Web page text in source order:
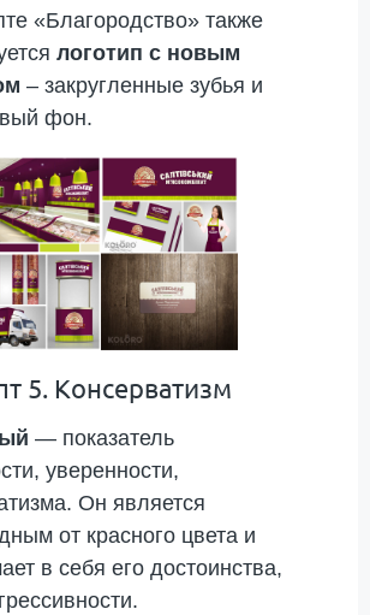
«Благородство» также
логотип с новым
– закругленные зубья и
фон.
5. Консерватизм
— показатель
уверенности,
Он является
от красного цвета и
в себя его достоинства,